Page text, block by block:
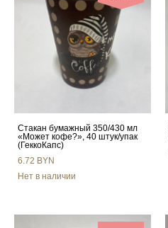
Стакан бумажный 350/430 мл
«Может кофе?», 40 штук/упак
(ГеккоКапс)
6.72 BYN
Нет в наличии